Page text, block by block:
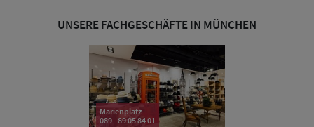
UNSERE FACHGESCHÄFTE IN MÜNCHEN
Marienplatz
089 - 89 05 84 01